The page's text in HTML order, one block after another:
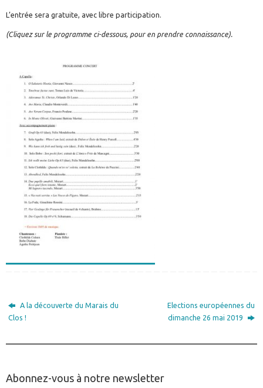
L’entrée sera gratuite, avec libre participation.
(Cliquez sur le programme ci-dessous, pour en prendre connaissance).
A la découverte du Marais du
Clos !
Elections européennes du
dimanche 26 mai 2019
Abonnez-vous à notre newsletter